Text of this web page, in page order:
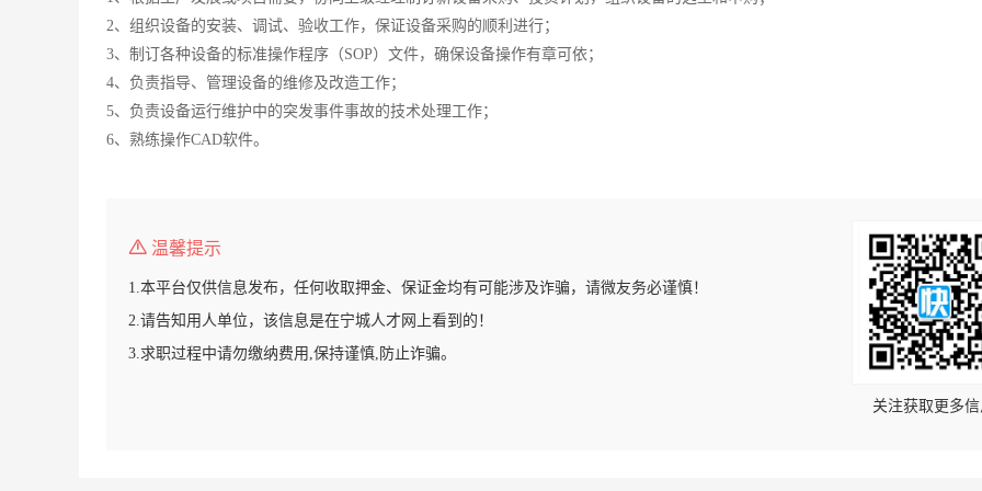
2、组织设备的安装、调试、验收工作，保证设备采购的顺利进行；
3、制订各种设备的标准操作程序（SOP）文件，确保设备操作有章可依；
4、负责指导、管理设备的维修及改造工作；
5、负责设备运行维护中的突发事件事故的技术处理工作；
6、熟练操作CAD软件。
温馨提示
1.本平台仅供信息发布，任何收取押金、保证金均有可能涉及诈骗，请微友务必谨慎！
2.请告知用人单位，该信息是在宁城人才网上看到的！
3.求职过程中请勿缴纳费用,保持谨慎,防止诈骗。
关注获取更多